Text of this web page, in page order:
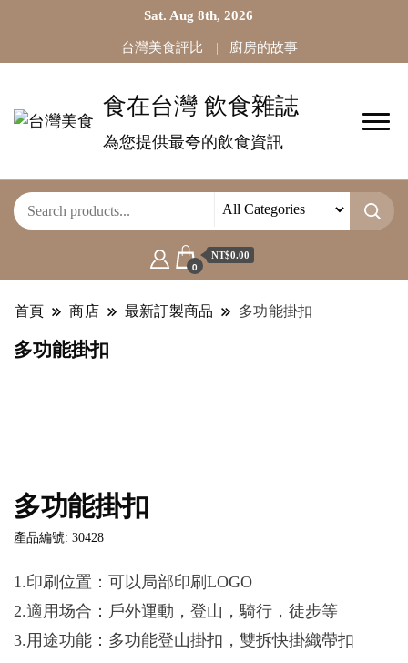
Sat. Aug 8th, 2026
台灣美食評比 廚房的故事
食在台灣 飲食雜誌
為您提供最夸的飲食資訊
0
NT$0.00
首頁 商店 最新訂製商品 多功能掛扣
多功能掛扣
多功能掛扣
產品編號: 30428
1.印刷位置：可以局部印刷LOGO
2.適用场合：戶外運動，登山，騎行，徒步等
3.用途功能：多功能登山掛扣，雙拆快掛織帶扣